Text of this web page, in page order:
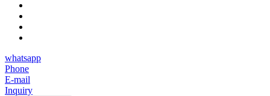
whatsapp
Phone
E-mail
Inquiry